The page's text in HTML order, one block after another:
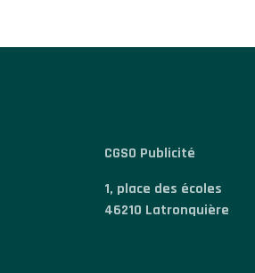
CGSO Publicité
1, place des écoles
46210 Latronquière